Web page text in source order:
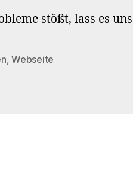
stößt, lass es
,Webseite